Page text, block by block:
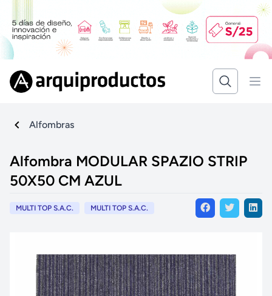
Alfombras
Alfombra MODULAR SPAZIO STRIP
50X50 CM AZUL
MULTI TOP S.A.C. MULTI TOP S.A.C.